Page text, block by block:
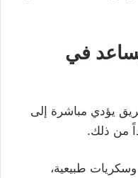
في
يؤدي مباشرة إلى
من ذلك.
طبيعية،